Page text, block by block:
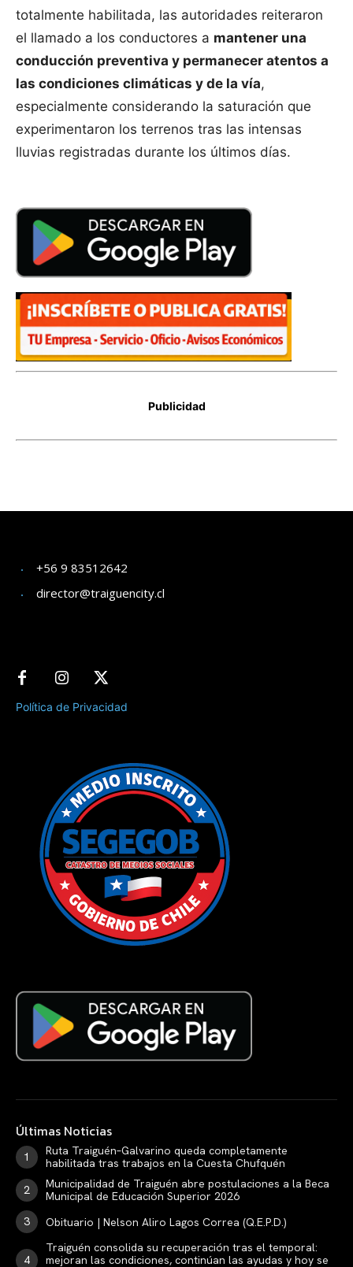
+56 9 83512642
director@traiguencity.cl
Política de Privacidad
Últimas Noticias
Ruta Traiguén–Galvarino queda completamente
habilitada tras trabajos en la Cuesta Chufquén
Municipalidad de Traiguén abre postulaciones a la Beca
Municipal de Educación Superior 2026
Obituario | Nelson Aliro Lagos Correa (Q.E.P.D.)
Traiguén consolida su recuperación tras el temporal:
mejoran las condiciones, continúan las ayudas y hoy se